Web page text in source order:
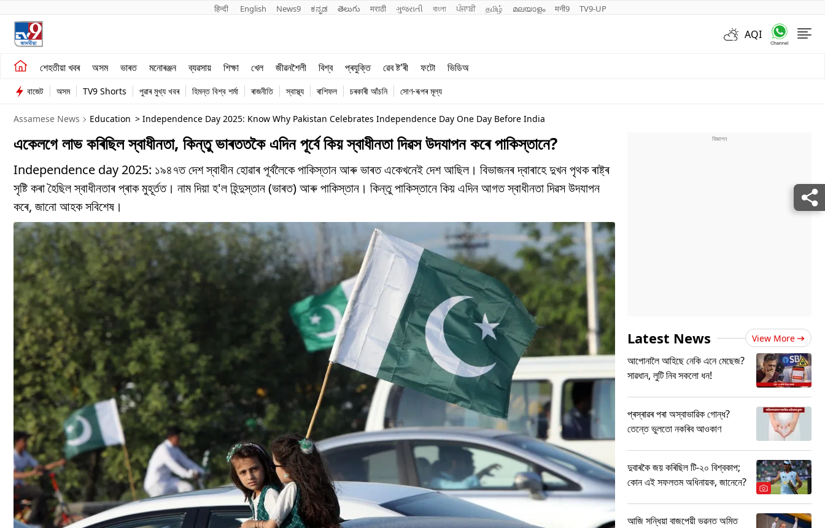
हिन्दी English News9 ಕನ್ನಡ తెలుగు मराठी ગુજરાતી বাংলা ਪੰਜਾਬੀ தமிழ் മലയാളം मनी9 TV9-UP
AQI
শেহতীয়া খবৰ অসম ভাৰত মনোৰঞ্জন ব্যৱসায় শিক্ষা খেল জীৱনশৈলী বিশ্ব প্ৰযুক্তি ৱেব ষ্ট'ৰী ফটো ভিডিঅ
শেহতীয়া খবৰ
অসম
ভাৰত
ব্যৱসায়
খেল
জীৱনশৈলী
বাজেট অসম TV9 Shorts পুৱাৰ মুখ্য খবৰ হিমন্ত বিশ্ব শৰ্মা ৰাজনীতি স্বাস্থ্য ৰাশিফল চৰকাৰী আঁচনি সোণ-ৰূপৰ মূল্য
Assamese News Education > Independence Day 2025: Know Why Pakistan Celebrates Independence Day One Day Before India
একেলগে লাভ কৰিছিল স্বাধীনতা, কিন্তু ভাৰততকৈ এদিন পূৰ্বে কিয় স্বাধীনতা দিৱস উদযাপন কৰে পাকিস্তানে?
Independence day 2025: ১৯৪৭ত দেশ স্বাধীন হোৱাৰ পূৰ্বলৈকে পাকিস্তান আৰু ভাৰত একেখনেই দেশ আছিল। বিভাজনৰ দ্বাৰাহে দুখন পৃথক ৰাষ্ট্ৰ
সৃষ্টি কৰা হৈছিল স্বাধীনতাৰ প্ৰাক মুহূৰ্তত। নাম দিয়া হ'ল হিন্দুস্তান (ভাৰত) আৰু পাকিস্তান। কিন্তু পাকিস্তানে কিয় এদিন আগত স্বাধীনতা দিৱস উদযাপন
কৰে, জানো আহক সবিশেষ।
Latest News View More
আপোনালৈ আহিছে নেকি এনে মেছেজ?
সাৱধান, লুটি নিব সকলো ধন!
প্ৰস্ৰাৱৰ পৰা অস্বাভাৱিক গোন্ধ?
তেন্তে ভুলতো নকৰিব আওকাণ
দুবাৰকৈ জয় কৰিছিল টি-২০ বিশ্বকাপ;
কোন এই সফলতম অধিনায়ক, জানেনে?
আজি সন্ধিয়া বাজপেয়ী ভৱনত অমিত